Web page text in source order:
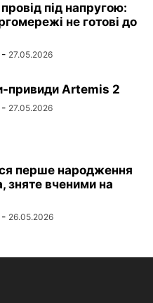
під напругою:
не готові до
- 27.05.2026
привиди Artemis 2
- 27.05.2026
перше народження
зняте вченими на
- 26.05.2026